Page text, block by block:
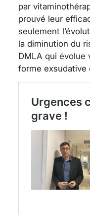
par
prouvé leur
seulement
la diminution du
DMLA qui évolue
forme exsudative